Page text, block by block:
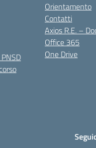
Orientamento
Contatti
Axios R.E. –
Office 365
One Drive